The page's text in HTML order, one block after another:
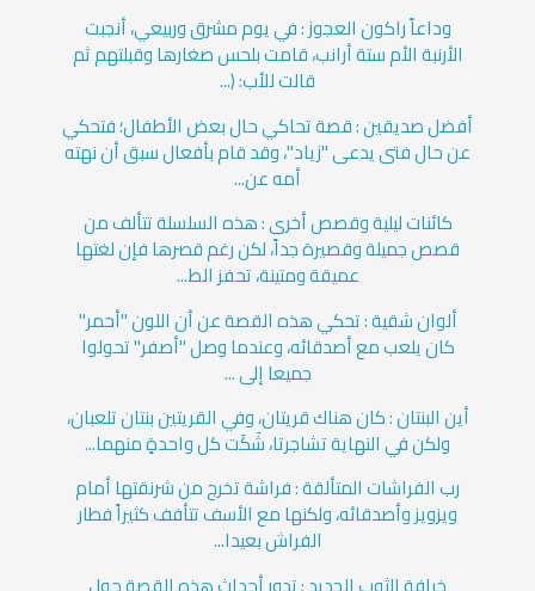
وداعاً راكون العجوز : في يوم مشرق وربيعي، أنجبت
الأرنبة الأم ستة أرانب، قامت بلحس صغارها وقبلتهم ثم
قالت للأب: (...
أفضل صديقين : قصة تحاكي حال بعض الأطفال؛ فتحكي
عن حال فتى يدعى "زياد"، وقد قام بأفعال سبق أن نهته
أمه عن...
كائنات ليلية وقصص أخرى : هذه السلسلة تتألف من
قصص جميلة وقصيرة جداً، لكن رغم قصرها فإن لغتها
عميقة ومتينة، تحفز الط...
ألوان شقية : تحكي هذه القصة عن أن اللون "أحمر"
كان يلعب مع أصدقائه، وعندما وصل "أصفر" تحولوا
جميعا إلى ...
أين البنتان : كان هناك قريتان، وفي القريتين بنتان تلعبان،
ولكن في النهاية تشاجرتا، شَكَت كل واحدةٍ منهما...
رب الفراشات المتألقة : فراشة تخرج من شرنقتها أمام
ويزويز وأصدقائه، ولكنها مع الأسف تتأفف كثيراً فطار
الفراش بعيدا...